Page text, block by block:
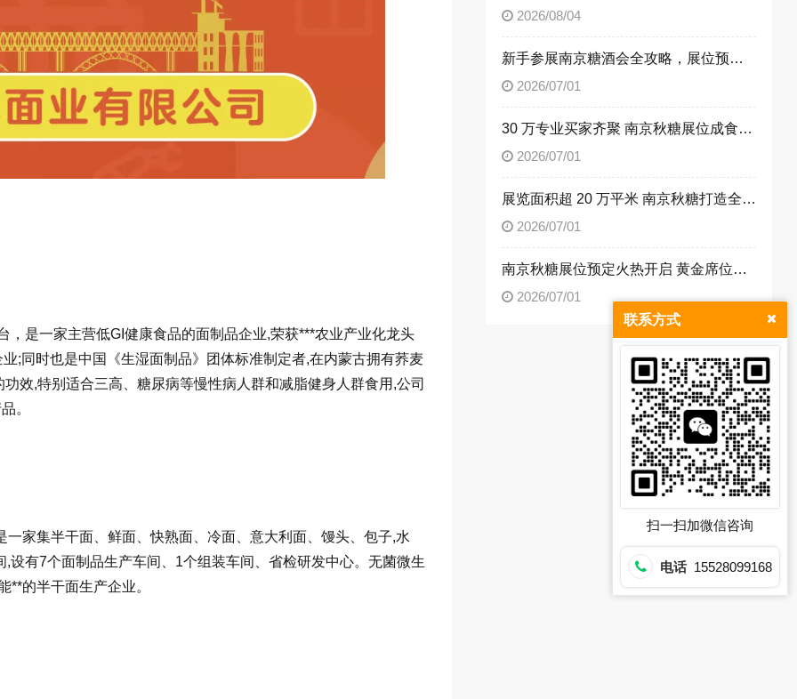
是一家主营低GI健康食品的面制品企业,荣获***农业产业化龙头
;同时也是中国《生湿面制品》团体标准制定者,在内蒙古拥有荞麦
效,特别适合三高、糖尿病等慢性病人群和减脂健身人群食用,公司
。
家集半干面、鲜面、快熟面、冷面、意大利面、馒头、包子,水
有7个面制品生产车间、1个组装车间、省检研发中心。无菌微生
**的半干面生产企业。
2026/08/04
新手参展南京糖酒会全攻略，展位预定流程一次性讲清楚
2026/07/01
30 万专业买家齐聚 南京秋糖展位成食饮企业招商首选阵地
2026/07/01
展览面积超 20 万平米 南京秋糖打造全品类食饮商贸平台
2026/07/01
南京秋糖展位预定火热开启 黄金席位抢占行业发展先机
2026/07/01
联系方式
扫一扫加微信咨询
电话 15528099168